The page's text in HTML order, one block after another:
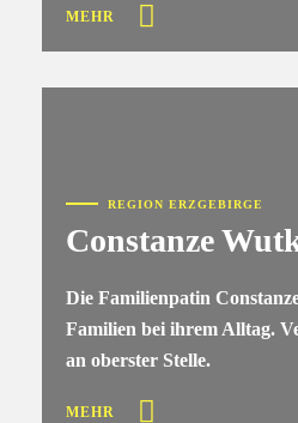
MEHR
REGION ERZGEBIRGE
Constanze
Die Familienpatin
Familien bei ihrem Alltag.
an oberster Stelle.
MEHR